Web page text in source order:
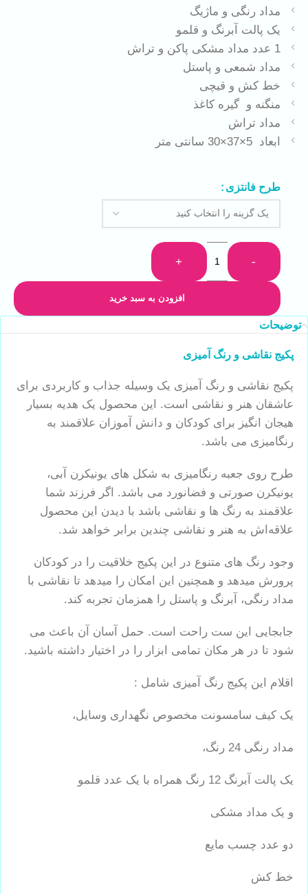
مداد رنگی و ماژیگ
یک پالت آبرنگ و قلمو
1 عدد مداد مشکی پاکن و تراش
مداد شمعی و پاستل
خط کش و قیچی
منگنه و گیره کاغذ
مداد تراش
ابعاد 5×37×30 سانتی متر
طرح فانتزی
-
+
افزودن به سبد خرید
توضیحات
پکیج نقاشی و رنگ آمیزی
پکیج نقاشی و رنگ آمیزی یک وسیله جذاب و کاربردی برای
عاشقان هنر و نقاشی است. این محصول یک هدیه بسیار
هیجان انگیز برای کودکان و دانش آموزان علاقمند به
رنگامیزی می باشد.
طرح روی جعبه رنگامیزی به شکل های یونیکرن آبی،
یونیکرن صورتی و فضانورد می باشد. اگر فرزند شما
علاقمند به رنگ ها و نقاشی باشد با دیدن این محصول
علاقه‌اش به هنر و نقاشی چندین برابر خواهد شد.
وجود رنگ های متنوع در این پکیج خلاقیت را در کودکان
پرورش میدهد و همچنین این امکان را میدهد تا نقاشی با
مداد رنگی، آبرنگ و پاستل را همزمان تجربه کند.
جابجایی این ست راحت است. حمل آسان آن باعث می
شود تا در هر مکان تمامی ابزار را در اختیار داشته باشید.
اقلام این پکیج رنگ آمیزی شامل :
یک کیف سامسونت مخصوص نگهداری وسایل،
مداد رنگی 24 رنگ،
یک پالت آبرنگ 12 رنگ همراه با یک عدد قلمو
و یک مداد مشکی
دو عدد چسب مایع
خط کش